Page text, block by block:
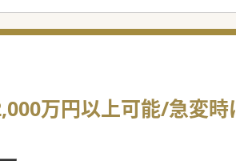
万円以上可能/急変